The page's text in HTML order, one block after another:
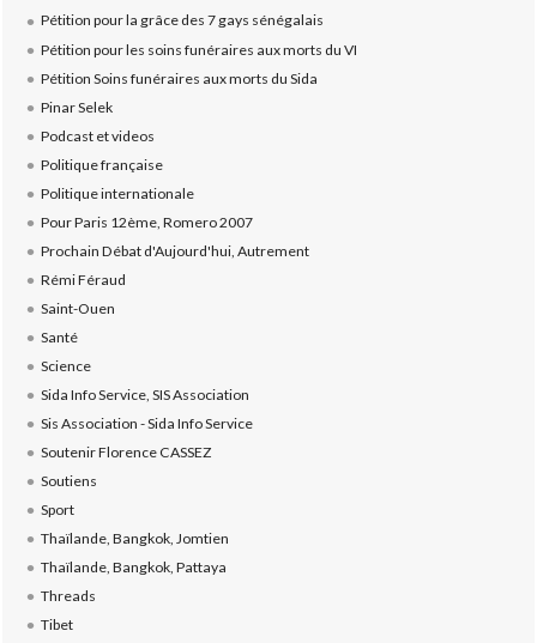
Pétition pour la grâce des 7 gays sénégalais
Pétition pour les soins funéraires aux morts du VI
Pétition Soins funéraires aux morts du Sida
Pinar Selek
Podcast et videos
Politique française
Politique internationale
Pour Paris 12ème, Romero 2007
Prochain Débat d'Aujourd'hui, Autrement
Rémi Féraud
Saint-Ouen
Santé
Science
Sida Info Service, SIS Association
Sis Association - Sida Info Service
Soutenir Florence CASSEZ
Soutiens
Sport
Thaïlande, Bangkok, Jomtien
Thaïlande, Bangkok, Pattaya
Threads
Tibet